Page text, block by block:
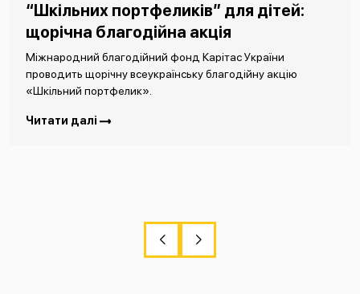
“Шкільних портфеликів” для дітей:
щорічна благодійна акція
Міжнародний благодійний фонд Карітас України
проводить щорічну всеукраїнську благодійну акцію
«Шкільний портфелик».
Читати далі